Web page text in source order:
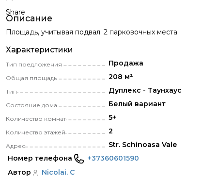
Описание
Площадь, учитывая подвал. 2 парковочных места
Характеристики
Тип предложения Продажа
Общая площадь 208 м²
Тип Дуплекс - Таунхаус
Состояние дома Белый вариант
Количество комнат 5+
Количество этажей 2
Адрес
Str. Schinoasa Vale
Номер телефона
+37360601590
Автор
Nicolai. C
Share